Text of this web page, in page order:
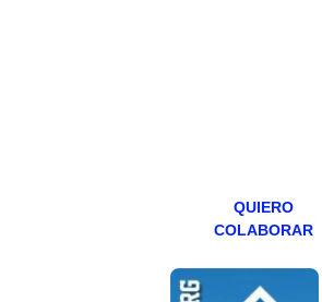
QUIERO
COLABORAR